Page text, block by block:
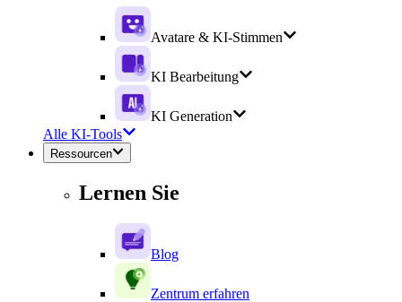
Avatare & KI-Stimmen
KI Bearbeitung
KI Generation
Alle KI-Tools
Ressourcen
Lernen Sie
Blog
Zentrum erfahren